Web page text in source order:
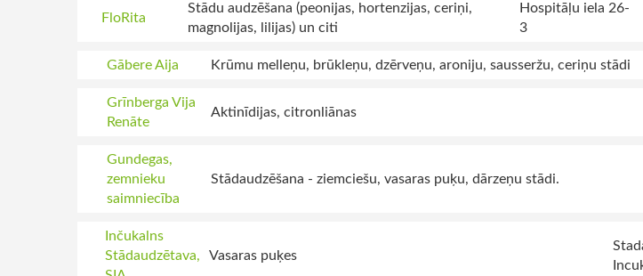
FloRita
Stādu audzēšana (peonijas, hortenzijas, ceriņi,
magnolijas, lilijas) un citi
Hospitāļu iela 26-
3
Gābere Aija Krūmu melleņu, brūkleņu, dzērveņu, aroniju, sausseržu, ceriņu stādi
Grīnberga Vija
Renāte
Aktinīdijas, citronliānas
Gundegas,
zemnieku
saimniecība
Stādaudzēšana - ziemciešu, vasaras puķu, dārzeņu stādi.
Inčukalns
Stādaudzētava,
Vasaras puķes